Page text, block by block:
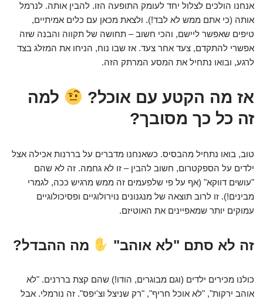
אנחנו הולכים לצלול יחד לעומק התופעה הזו. להבין אותה. לנרמל
אותה (כי אתם ממש לא לבד!). ולצאת מכאן עם כלים אמיתיים,
טיפים שאפשר ליישם, והכי חשוב – תחושה של תקווה והבנה שזה
אפשרי להתקדם, צעד אחר צעד. אז שבו נוח, הניחו את המזלג בצד
לרגע, ובואו נתחיל את המסע המרתק הזה.
אז מה הקטע עם אוכל?
למה
זה כל כך מסובך?
טוב, בואו נתחיל מהבסיס. כשאנחנו מדברים על בררנות אכילה אצל
ילדים על הספקטרום, חשוב להבין – זו לא גחמה. זה לא שהם
"עושים דווקא" (אף על פי שלפעמים זה ממש מרגיש ככה, לגמרי
מבינים!). זו לרוב תוצאה של מנגנונים נוירולוגיים ופסיכולוגיים
עמוקים יותר שמאפיינים את האוטיזם.
זה לא סתם "לא אוהב" מה ההבדל?
כולנו מכירים ילדים (וגם מבוגרים, הודו!) שהם קצת בררנים. "לא
אוהב ירקות", "לא אוכל חריף", "רק שניצל וצ'יפס". זה נורמלי. אבל